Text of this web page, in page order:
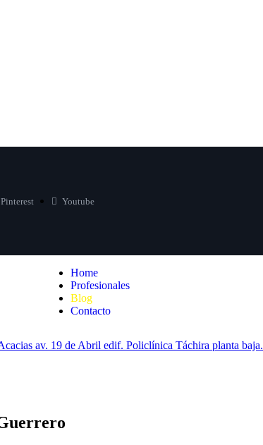
Pinterest Youtube
Home
Profesionales
Blog
Contacto
av. 19 de Abril edif. Policlínica Táchira planta baja.